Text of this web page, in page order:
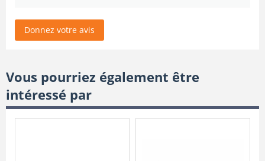
Donnez votre avis
Vous pourriez également être
intéressé par